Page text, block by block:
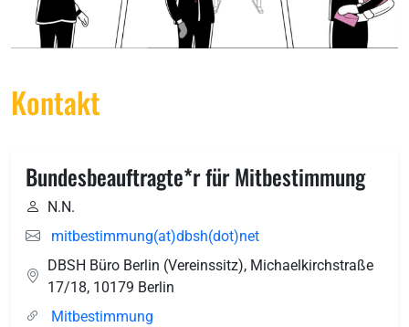
Kontakt
Bundesbeauftragte*r für Mitbestimmung
N.N.
mitbestimmung(at)dbsh(dot)net
DBSH Büro Berlin (Vereinssitz), Michaelkirchstraße
17/18, 10179 Berlin
Mitbestimmung